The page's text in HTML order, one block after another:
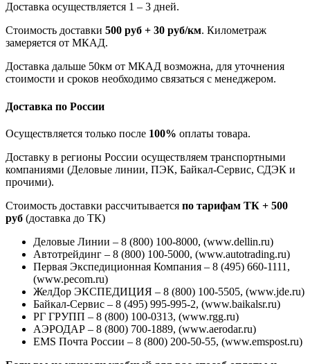
Доставка осуществляется 1 – 3 дней.
Стоимость доставки 500 руб + 30 руб/км. Километраж
замеряется от МКАД.
Доставка дальше 50км от МКАД возможна, для уточнения
стоимости и сроков необходимо связаться с менеджером.
Доставка по России
Осуществляется только после 100% оплаты товара.
Доставку в регионы России осуществляем транспортными
компаниями (Деловые линии, ПЭК, Байкал-Сервис, СДЭК и
прочими).
Стоимость доставки рассчитывается по тарифам ТК + 500
руб (доставка до ТК)
Деловые Линии – 8 (800) 100-8000, (www.dellin.ru)
Автотрейдинг – 8 (800) 100-5000, (www.autotrading.ru)
Первая Экспедиционная Компания – 8 (495) 660-1111,
(www.pecom.ru)
ЖелДор ЭКСПЕДИЦИЯ – 8 (800) 100-5505, (www.jde.ru)
Байкал-Сервис – 8 (495) 995-995-2, (www.baikalsr.ru)
РГ ГРУПП – 8 (800) 100-0313, (www.rgg.ru)
АЭРОДАР – 8 (800) 700-1889, (www.aerodar.ru)
EMS Почта России – 8 (800) 200-50-55, (www.emspost.ru)